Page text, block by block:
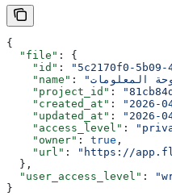
{
  "file"
: {
    "id"
: "5c2170f0-5b09-
    "name"
:
    "project_id"
:
    "created_at"
: "2026-
    "updated_at"
: "2026-
    "access_level"
:
    "owner"
: true ,
    "url"
:
"https://
  },
  "user_access_level"
:
}